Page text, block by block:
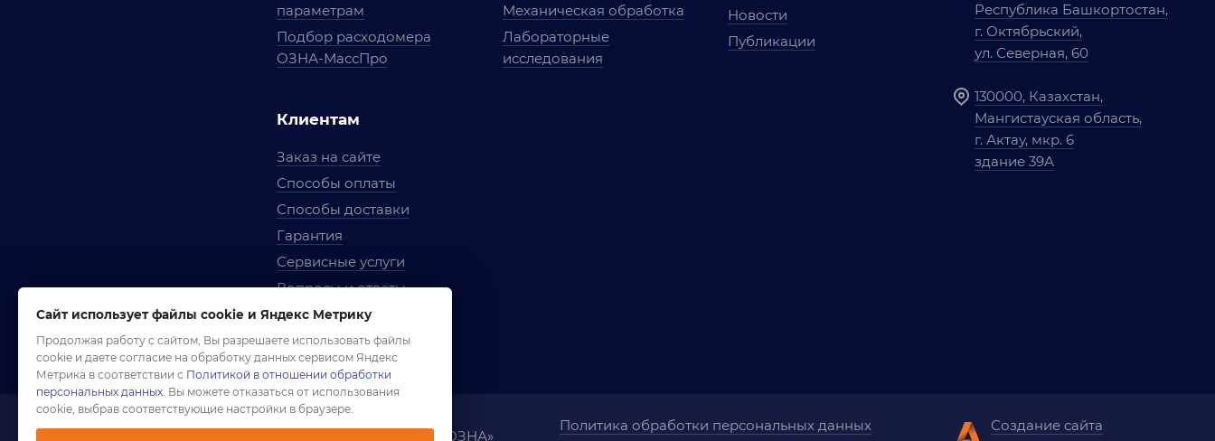
параметрам
Подбор расходомера
ОЗНА-МассПро
Клиентам
Заказ на сайте
Способы оплаты
Способы доставки
Гарантия
Сервисные услуги
Вопросы и ответы
Условия сотрудничества
Правила использования
Механическая обработка
Лабораторные
исследования
Новости
Публикации
Республика Башкортостан,
г. Октябрьский,
ул. Северная, 60
130000, Казахстан,
Мангистауская область,
г. Актау, мкр. 6
здание 39А
Компания «ОЗНА»
Политика обработки персональных данных
Создание сайта
Сайт использует файлы cookie и Яндекс Метрику
Продолжая работу с сайтом, Вы разрешаете использовать файлы
cookie и даете согласие на обработку данных сервисом Яндекс
Метрика в соответствии с Политикой в отношении обработки
персональных данных. Вы можете отказаться от использования
cookie, выбрав соответствующие настройки в браузере.